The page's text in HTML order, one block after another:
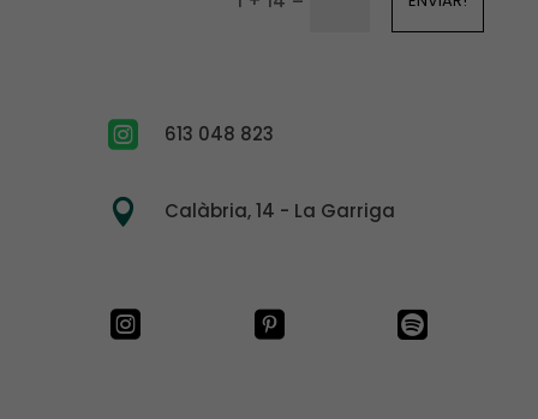
 613 048 823
 Calàbria, 14 - La Garriga
  